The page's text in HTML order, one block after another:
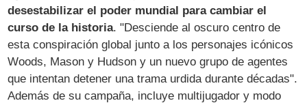
desestabilizar el poder mundial para cambiar el
curso de la historia. "Desciende al oscuro centro de
esta conspiración global junto a los personajes icónicos
Woods, Mason y Hudson y un nuevo grupo de agentes
que intentan detener una trama urdida durante décadas".
Además de su campaña, incluye multijugador y modo